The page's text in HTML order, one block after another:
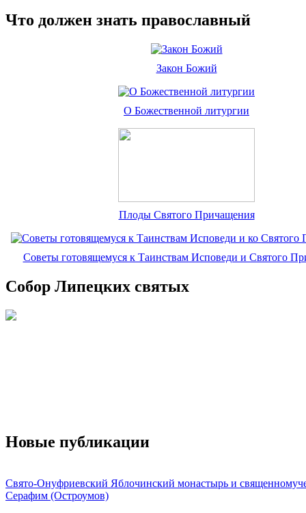
Что должен знать православный
Закон Божий
О Божественной литургии
Плоды Святого Причащения
Советы готовящемуся к Таинствам Исповеди и Святого
Собор Липецких святых
Новые публикации
Свято-Онуфриевский Яблочинский монастырь и
Серафим (Остроумов)